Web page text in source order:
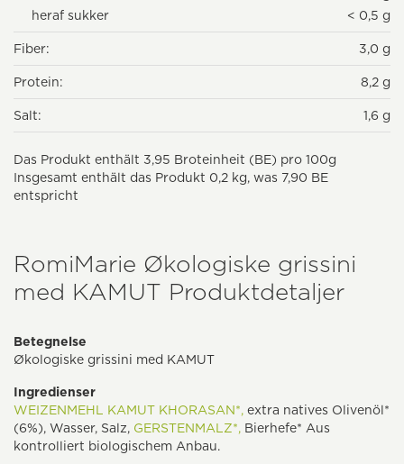
heraf sukker
< 0,5 g
Fiber: 3,0 g
Protein: 8,2 g
Salt: 1,6 g
Das Produkt enthält 3,95 Broteinheit (BE) pro 100g
Insgesamt enthält das Produkt 0,2 kg, was 7,90 BE
entspricht
RomiMarie Økologiske grissini
med KAMUT Produktdetaljer
Betegnelse
Økologiske grissini med KAMUT
Ingredienser
WEIZENMEHL KAMUT KHORASAN*, extra natives Olivenöl*
(6%), Wasser, Salz, GERSTENMALZ*, Bierhefe* Aus
kontrolliert biologischem Anbau.